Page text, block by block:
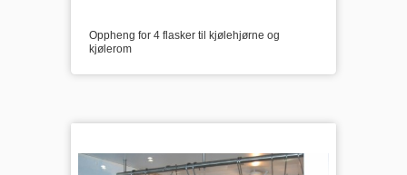
Oppheng for 4 flasker til kjølehjørne og
kjølerom